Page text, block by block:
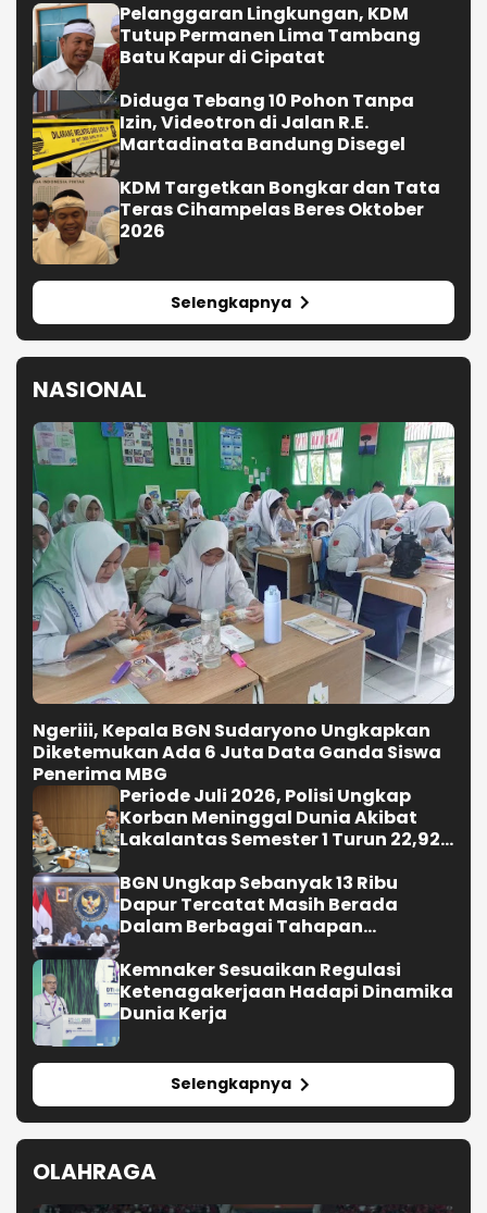
Selengkapnya
NASIONAL
Ngeriii, Kepala BGN Sudaryono Ungkapkan
Diketemukan Ada 6 Juta Data Ganda Siswa
Penerima MBG
Periode Juli 2026, Polisi Ungkap
Korban Meninggal Dunia Akibat
Lakalantas Semester 1 Turun 22,92
Persen
BGN Ungkap Sebanyak 13 Ribu
Dapur Tercatat Masih Berada
Dalam Berbagai Tahapan
Verifikasi dan Belum Seluruhnya
Siap Beroperasi
Kemnaker Sesuaikan Regulasi
Ketenagakerjaan Hadapi Dinamika
Dunia Kerja
Selengkapnya
OLAHRAGA
Ditahan Singapura, Timnas Indonesia Gagal
Lolos ke Semifinal AFF 2026